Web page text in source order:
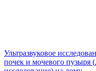
Ультразвуковое
почек и мочевого пузыря